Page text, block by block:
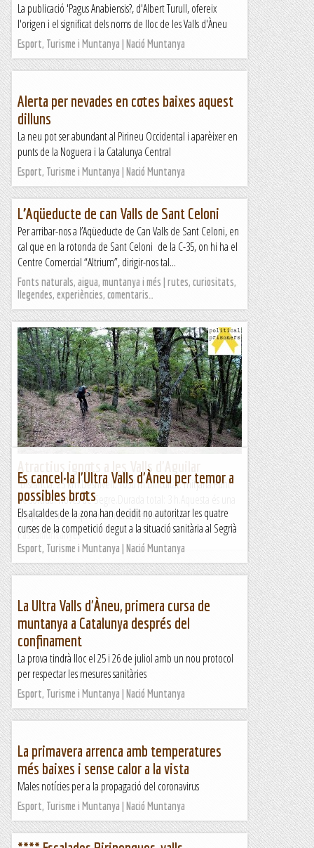
La publicació 'Pagus Anabiensis?, d'Albert Turull, ofereix
l'origen i el significat dels noms de lloc de les Valls d'Àneu
Esport, Turisme i Muntanya | Nació Muntanya
Alerta per nevades en cotes baixes aquest
dilluns
La neu pot ser abundant al Pirineu Occidental i aparèixer en
punts de la Noguera i la Catalunya Central
Esport, Turisme i Muntanya | Nació Muntanya
L’Aqüeducte de can Valls de Sant Celoni
Per arribar-nos a l’Aqüeducte de Can Valls de Sant Celoni, en
cal que en la rotonda de Sant Celoni de la C-35, on hi ha el
Centre Comercial “Altrium”, dirigir-nos tal...
Fonts naturals, aigua, muntanya i més | rutes, curiositats,
llegendes, experiències, comentaris…
Atractius ignots a les Valls d'Aguilar
Distància: 25 km.Desnivell: 1050 m.Dificultat: mitjana.Punt
de sortida: Noves de Segre.Durada total: 3 h.Aquesta és una
d'aquelles rutes que recomanaries a ulls clucs a...
Passamuntanyes
Es cancel·la l'Ultra Valls d'Àneu per temor a
possibles brots
Els alcaldes de la zona han decidit no autoritzar les quatre
curses de la competició degut a la situació sanitària al Segrià
Esport, Turisme i Muntanya | Nació Muntanya
La Ultra Valls d'Àneu, primera cursa de
muntanya a Catalunya després del
confinament
La prova tindrà lloc el 25 i 26 de juliol amb un nou protocol
per respectar les mesures sanitàries
Esport, Turisme i Muntanya | Nació Muntanya
La primavera arrenca amb temperatures
més baixes i sense calor a la vista
Males notícies per a la propagació del coronavirus
Esport, Turisme i Muntanya | Nació Muntanya